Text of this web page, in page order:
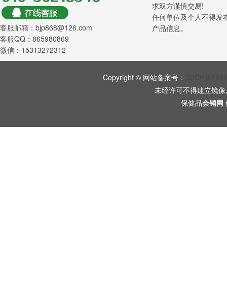
客服邮箱：bjp868@126.com
客服QQ：865980869
微信：15313272312
求双方谨慎交易!
任何单位及个人不得发
产品信息。
Copyright © 网站备案号：
未经许可不得建立镜
保健品会销网